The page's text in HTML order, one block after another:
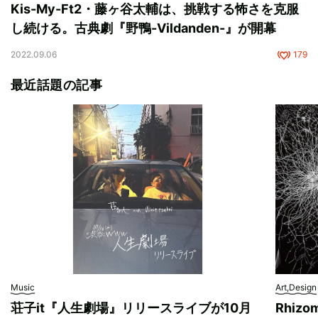
Kis-My-Ft2・藤ヶ谷太輔は、挑戦する怖さを克服
し続ける。古典劇『野鴨-Vildanden-』が開幕
2022.09.06 179
最近話題の記事
Music
荘子it『人生劇場』リリースライブが10月
Art,Design